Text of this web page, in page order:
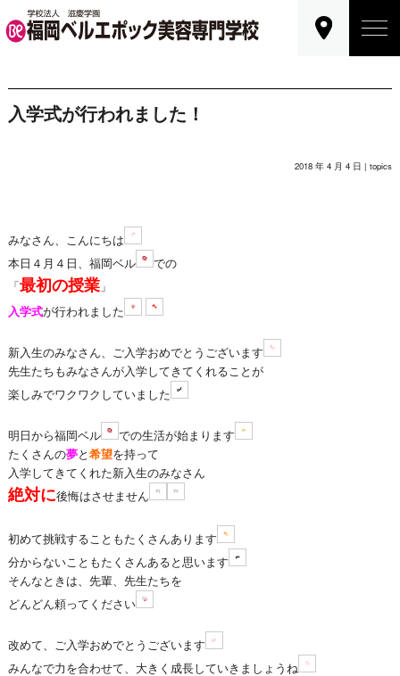
入学式が行われました！
2018 年 4 月 4 日 |topics
みなさん、こんにちは
本日４月４日、福岡ベル
での
「最初の授業」
入学式が行われました
新入生のみなさん、ご入学おめでとうございます
先生たちもみなさんが入学してきてくれることが
楽しみでワクワクしていました
明日から福岡ベル
での生活が始まります
たくさんの夢と 希望を持って
入学してきてくれた新入生のみなさん
絶対に後悔はさせません
初めて挑戦することもたくさんあります
分からないこともたくさんあると思います
そんなときは、先輩、先生たちを
どんどん頼ってください
改めて、ご入学おめでとうございます
みんなで力を合わせて、大きく成長していきましょうね